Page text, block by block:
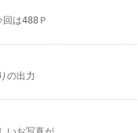
は488Ｐ
の出力